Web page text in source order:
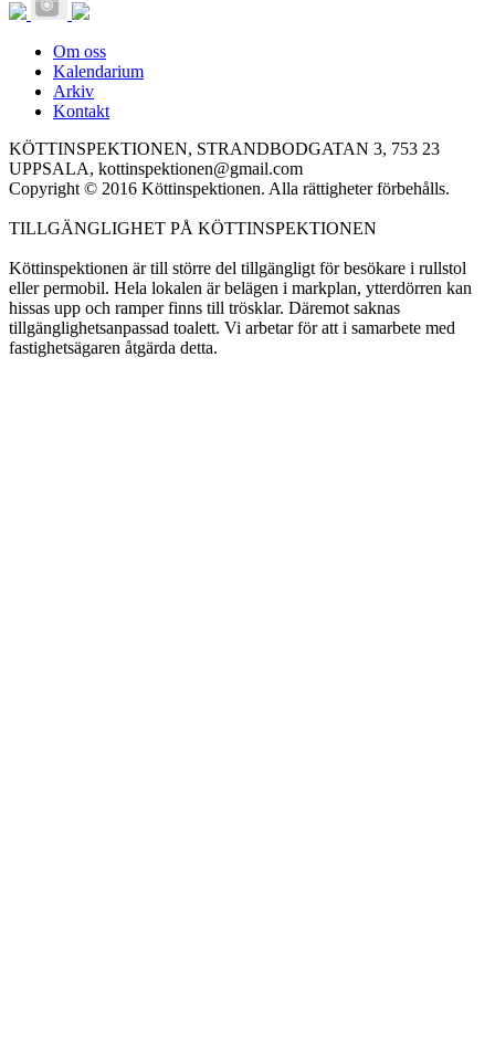
Main menu
Om oss
Kalendarium
Arkiv
Kontakt
KÖTTINSPEKTIONEN, STRANDBODGATAN 3, 753 23
UPPSALA, kottinspektionen@gmail.com
Copyright © 2016 Köttinspektionen. Alla rättigheter förbehålls.
TILLGÄNGLIGHET PÅ KÖTTINSPEKTIONEN
Köttinspektionen är till större del tillgängligt för besökare i rullstol
eller permobil. Hela lokalen är belägen i markplan, ytterdörren kan
hissas upp och ramper finns till trösklar. Däremot saknas
tillgänglighetsanpassad toalett. Vi arbetar för att i samarbete med
fastighetsägaren åtgärda detta.